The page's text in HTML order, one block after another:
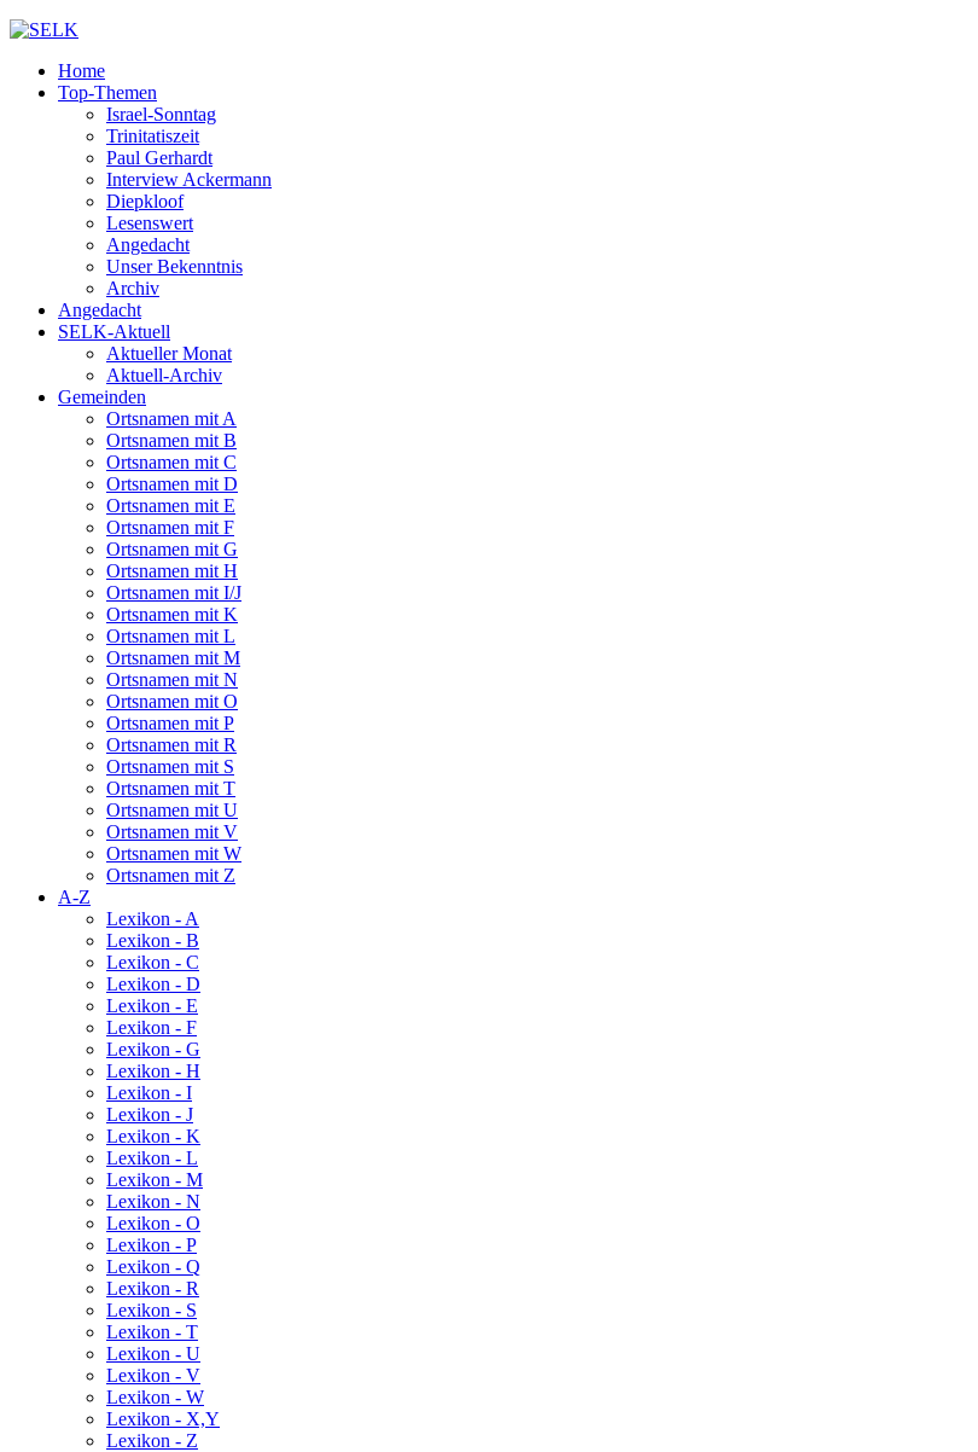
Home
Top-Themen
Israel-Sonntag
Trinitatiszeit
Paul Gerhardt
Interview Ackermann
Diepkloof
Lesenswert
Angedacht
Unser Bekenntnis
Archiv
Angedacht
SELK-Aktuell
Aktueller Monat
Aktuell-Archiv
Gemeinden
Ortsnamen mit A
Ortsnamen mit B
Ortsnamen mit C
Ortsnamen mit D
Ortsnamen mit E
Ortsnamen mit F
Ortsnamen mit G
Ortsnamen mit H
Ortsnamen mit I/J
Ortsnamen mit K
Ortsnamen mit L
Ortsnamen mit M
Ortsnamen mit N
Ortsnamen mit O
Ortsnamen mit P
Ortsnamen mit R
Ortsnamen mit S
Ortsnamen mit T
Ortsnamen mit U
Ortsnamen mit V
Ortsnamen mit W
Ortsnamen mit Z
A-Z
Lexikon - A
Lexikon - B
Lexikon - C
Lexikon - D
Lexikon - E
Lexikon - F
Lexikon - G
Lexikon - H
Lexikon - I
Lexikon - J
Lexikon - K
Lexikon - L
Lexikon - M
Lexikon - N
Lexikon - O
Lexikon - P
Lexikon - Q
Lexikon - R
Lexikon - S
Lexikon - T
Lexikon - U
Lexikon - V
Lexikon - W
Lexikon - X,Y
Lexikon - Z